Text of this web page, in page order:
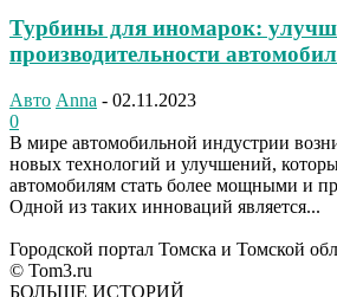
Турбины для иномарок:
производительности
Авто Anna - 02.11.2023
0
В мире автомобильной индустрии
новых технологий и улучшений,
автомобилям стать более мощными и
Одной из таких инноваций является...
Городской портал Томска и Томской
© Tom3.ru
БОЛЬШЕ ИСТОРИЙ